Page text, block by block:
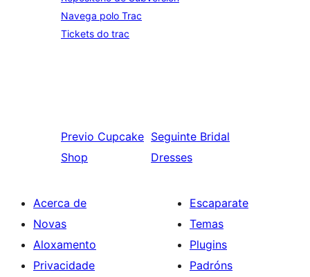
Navega polo Trac
Tickets do trac
Previo Cupcake
Shop
Seguinte Bridal
Dresses
Acerca de
Novas
Aloxamento
Privacidade
Escaparate
Temas
Plugins
Padróns